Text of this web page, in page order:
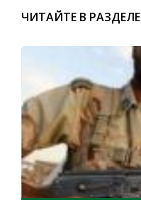
ЧИТАЙТЕ В РАЗДЕЛЕ